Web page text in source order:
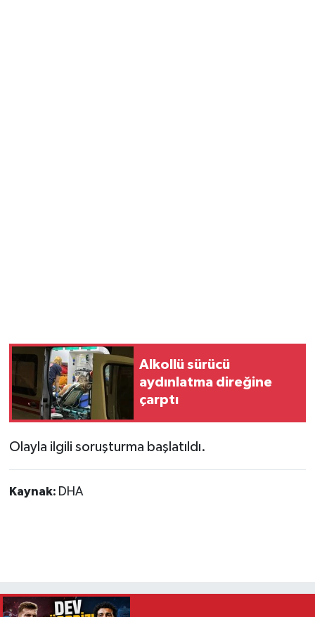
Alkollü sürücü
aydınlatma direğine
çarptı
Olayla ilgili soruşturma başlatıldı.
Kaynak: DHA